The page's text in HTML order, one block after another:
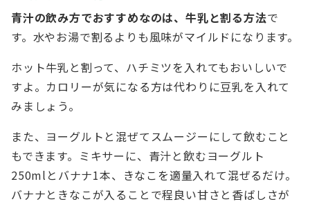
青汁の飲み方でおすすめなのは、牛乳と割る方法で
す。水やお湯で割るよりも風味がマイルドになります。
ホット牛乳と割って、ハチミツを入れてもおいしいで
すよ。カロリーが気になる方は代わりに豆乳を入れて
みましょう。
また、ヨーグルトと混ぜてスムージーにして飲むこと
もできます。ミキサーに、青汁と飲むヨーグルト
250mlとバナナ1本、きなこを適量入れて混ぜるだけ。
バナナときなこが入ることで程良い甘さと香ばしさが